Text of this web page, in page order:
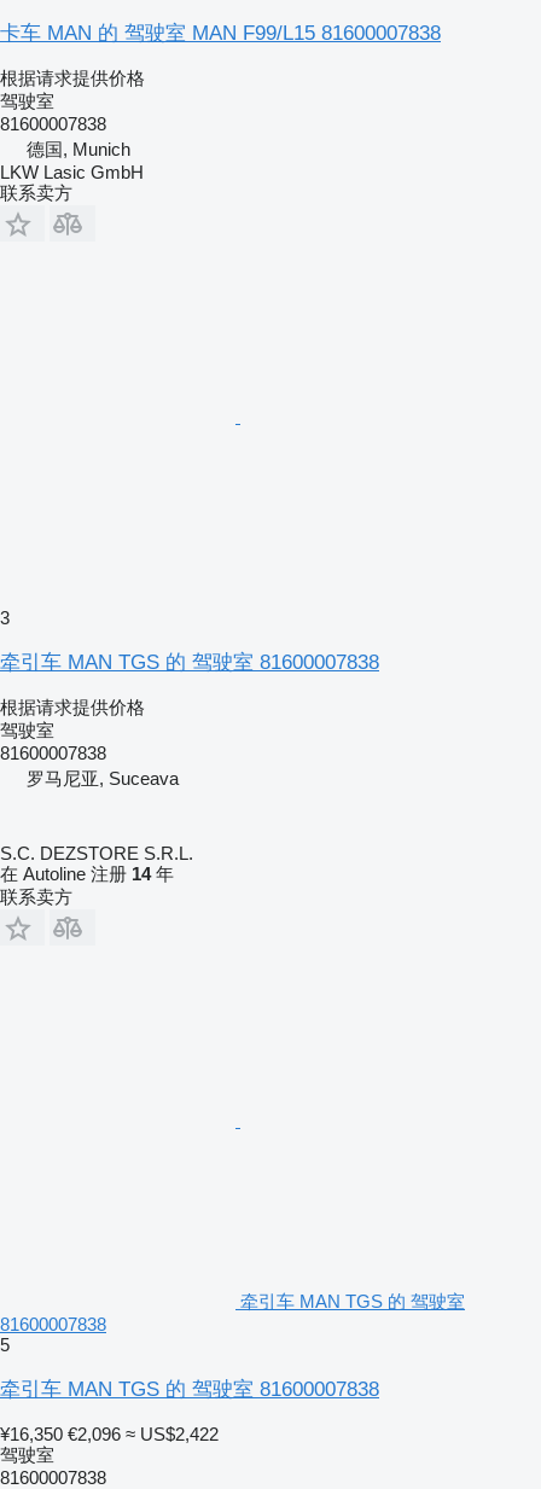
卡车 MAN 的 驾驶室 MAN F99/L15 81600007838
根据请求提供价格
驾驶室
81600007838
德国, Munich
LKW Lasic GmbH
联系卖方
3
牵引车 MAN TGS 的 驾驶室 81600007838
根据请求提供价格
驾驶室
81600007838
罗马尼亚, Suceava
S.C. DEZSTORE S.R.L.
在 Autoline 注册 14年
联系卖方
牵引车 MAN TGS 的 驾驶室
81600007838
5
牵引车 MAN TGS 的 驾驶室 81600007838
¥16,350 €2,096 ≈ US$2,422
驾驶室
81600007838